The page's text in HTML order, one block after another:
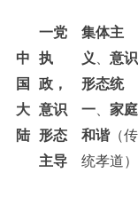
中
国
大
陆
一党
执
政，
意识
形态
主导
集体主
义
意识
形态统
一
家庭
和谐（传
统孝道）